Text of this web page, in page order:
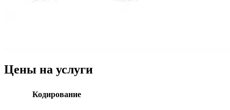
Цены на услуги
Кодирование